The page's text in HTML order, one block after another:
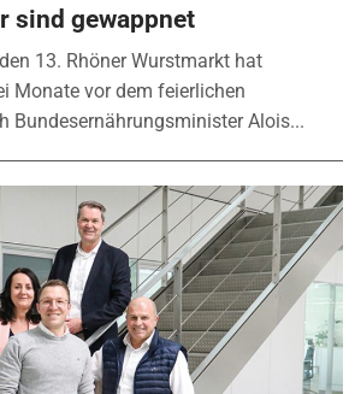
sind gewappnet
13. Rhöner Wurstmarkt hat
Monate vor dem feierlichen
Bundesernährungsminister Alois...